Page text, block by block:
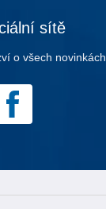
sítě
o všech novinkách.